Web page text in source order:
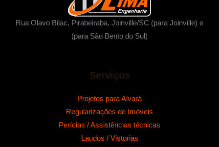
Rua Olavo Bilac, Pirabeiraba, Joinville/SC (para Joinville) e
(para São Bento do Sul)
Serviços
Projetos para Alvará
Regularizações de Imóveis
Perícias / Assistências técnicas
Laudos / Vistorias